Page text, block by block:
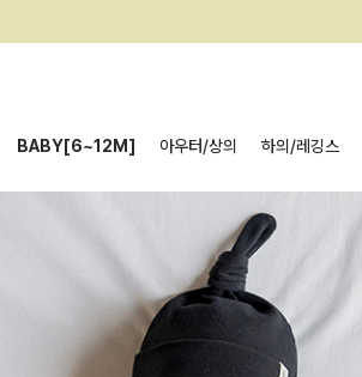
BABY[6~12M] 아우터/상의 하의/레깅스